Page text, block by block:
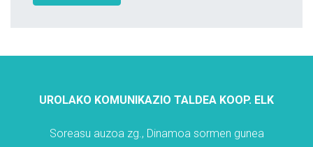
UROLAKO KOMUNIKAZIO TALDEA KOOP. ELK
Soreasu auzoa zg., Dinamoa sormen gunea